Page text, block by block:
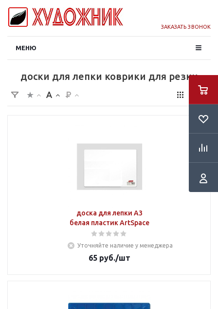
ЗАКАЗАТЬ ЗВОНОК
МЕНЮ
доски для лепки коврики для резки
доска для лепки А3
белая пластик ArtSpace
Уточняйте наличие у менеджера
65руб./шт